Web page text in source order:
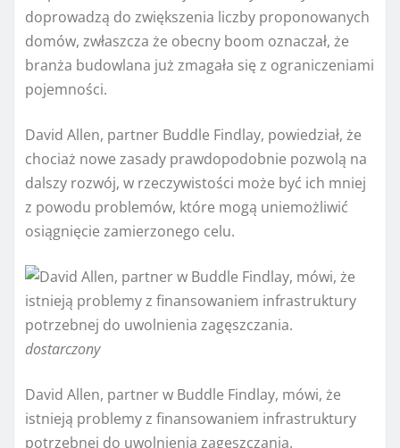
doprowadzą do zwiększenia liczby proponowanych
domów, zwłaszcza że obecny boom oznaczał, że
branża budowlana już zmagała się z ograniczeniami
pojemności.
David Allen, partner Buddle Findlay, powiedział, że
chociaż nowe zasady prawdopodobnie pozwolą na
dalszy rozwój, w rzeczywistości może być ich mniej
z powodu problemów, które mogą uniemożliwić
osiągnięcie zamierzonego celu.
dostarczony
David Allen, partner w Buddle Findlay, mówi, że
istnieją problemy z finansowaniem infrastruktury
potrzebnej do uwolnienia zagęszczania.